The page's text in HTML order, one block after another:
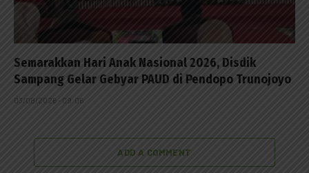
Semarakkan Hari Anak Nasional 2026, Disdik
Sampang Gelar Gebyar PAUD di Pendopo Trunojoyo
03/08/2026 - 09:06
ADD A COMMENT